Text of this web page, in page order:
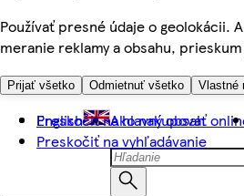
Používať presné údaje o geolokácii.
meranie reklamy a obsahu,
Prijať všetko Odmietnuť všetko Vlastné
Preskočiť na hlavný obsah
Preskočiť na vyhľadávanie
English Ako nakupovať